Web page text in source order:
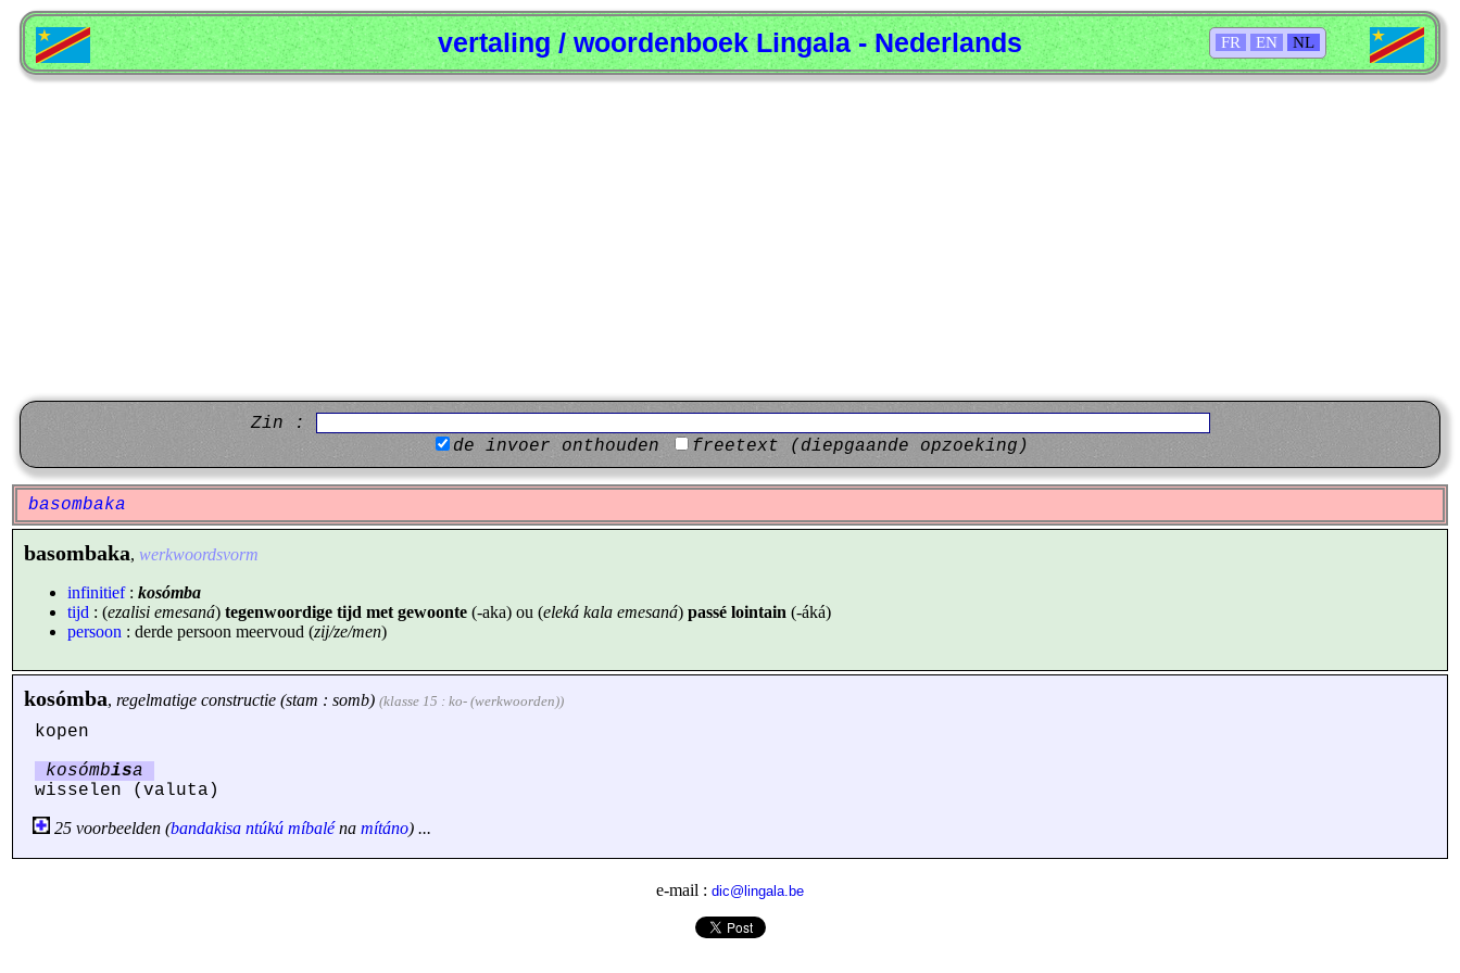
FR EN NL
vertaling / woordenboek Lingala - Nederlands
Zin :
de invoer onthouden
freetext (diepgaande opzoeking)
basombaka
basombaka, werkwoordsvorm
infinitief: kosómba
tijd : (ezalisi emesaná) tegenwoordige tijd met gewoonte (-aka) ou (eleká kala emesaná) passé lointain (-áká)
persoon : derde persoon meervoud (zij/ze/men)
kosómba, regelmatige constructie (stam : somb) (klasse 15 : ko- (werkwoorden))
kopen
kosómbisa
wisselen (valuta)
25 voorbeelden (bandakisa ntúkú míbaléna mítáno) ...
e-mail : dic@lingala.be